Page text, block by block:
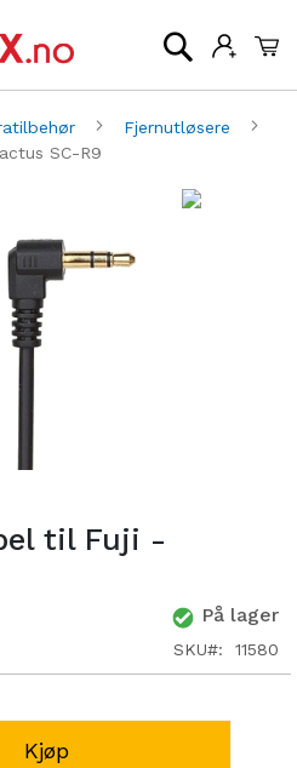
Søk
Fjernutløsere
SC-R9
til Fuji -
På lager
SKU 11580
Kjøp